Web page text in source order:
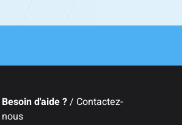
Besoin d'aide ?/ Contactez-
nous